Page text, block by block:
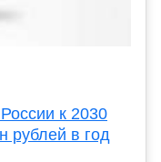
к 2030
рублей в год